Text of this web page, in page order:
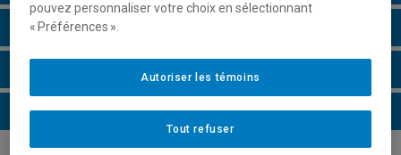
Horaire - Été 2026
Horaire - Automne 2026
Horaire - Hiver 2027
pouvez personnaliser votre choix en sélectionnant
« Préférences ».
Tout refuser
Autoriser les témoins